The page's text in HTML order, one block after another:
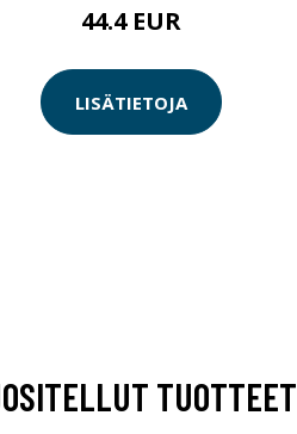
44.4 EUR
LISÄTIETOJA
TUOTTEET